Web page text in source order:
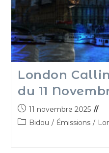
London
du 11
11 novembre 2025
Bidou / Émissions /